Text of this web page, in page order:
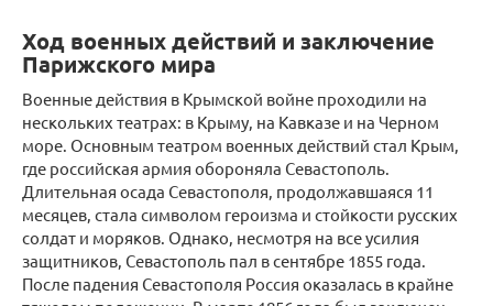
Ход военных действий и заключение
Парижского мира
Военные действия в Крымской войне проходили на
нескольких театрах: в Крыму, на Кавказе и на Черном
море. Основным театром военных действий стал Крым,
где российская армия обороняла Севастополь.
Длительная осада Севастополя, продолжавшаяся 11
месяцев, стала символом героизма и стойкости русских
солдат и моряков. Однако, несмотря на все усилия
защитников, Севастополь пал в сентябре 1855 года.
После падения Севастополя Россия оказалась в крайне